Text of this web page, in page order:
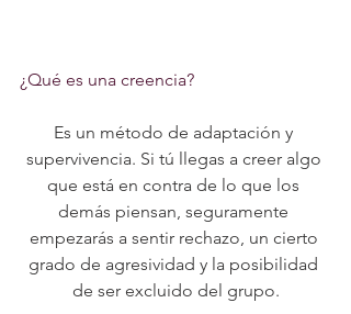
¿Qué es una creencia?
Es un método de adaptación y
supervivencia. Si tú llegas a creer algo
que está en contra de lo que los
demás piensan, seguramente
empezarás a sentir rechazo, un cierto
grado de agresividad y la posibilidad
de ser excluido del grupo.